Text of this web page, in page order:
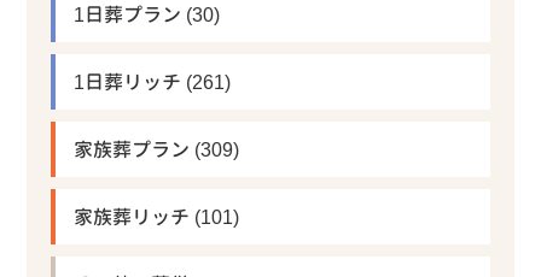
1日葬プラン (30)
1日葬リッチ (261)
家族葬プラン (309)
家族葬リッチ (101)